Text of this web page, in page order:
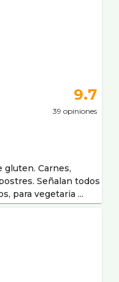
9.7
39 opiniones
gluten. Carnes,
Señalan todos
para vegetaria ...